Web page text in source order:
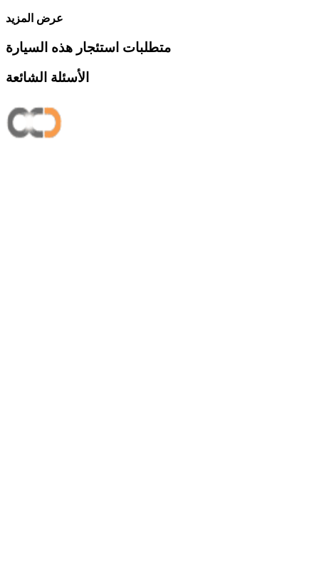
عرض المزيد
متطلبات استئجار هذه السيارة
الأسئلة الشائعة